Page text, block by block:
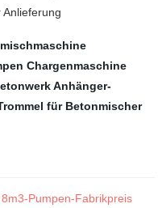
Chargenmaschine
Anhänger-
für Betonmischer
Pumpen-Fabrikpreis